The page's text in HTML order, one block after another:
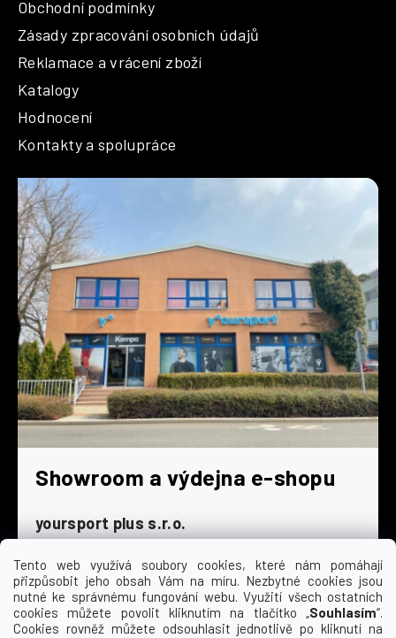
Tento web využívá soubory cookies, které nám pomáhají
přizpůsobit jeho obsah Vám na míru. Nezbytné cookies jsou
nutné ke správnému fungování webu. Využití všech ostatních
cookies můžete povolit kliknutím na tlačítko „Souhlasím“.
Cookies rovněž můžete odsouhlasit jednotlivě po kliknutí na
Obchodní podmínky
Zásady zpracování osobních údajů
Reklamace a vrácení zboží
Katalogy
Hodnocení
Kontakty a spolupráce
Showroom a výdejna e-shopu
yoursport plus s.r.o.
Dyjská 845/4
196 00 Praha 9 - Čakovice
Po - Čt
9:00 - 16:30
Pá
9:00 - 15:30